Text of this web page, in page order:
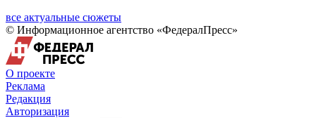
все актуальные сюжеты
© Информационное агентство «ФедералПресс»
О проекте
Реклама
Редакция
Авторизация